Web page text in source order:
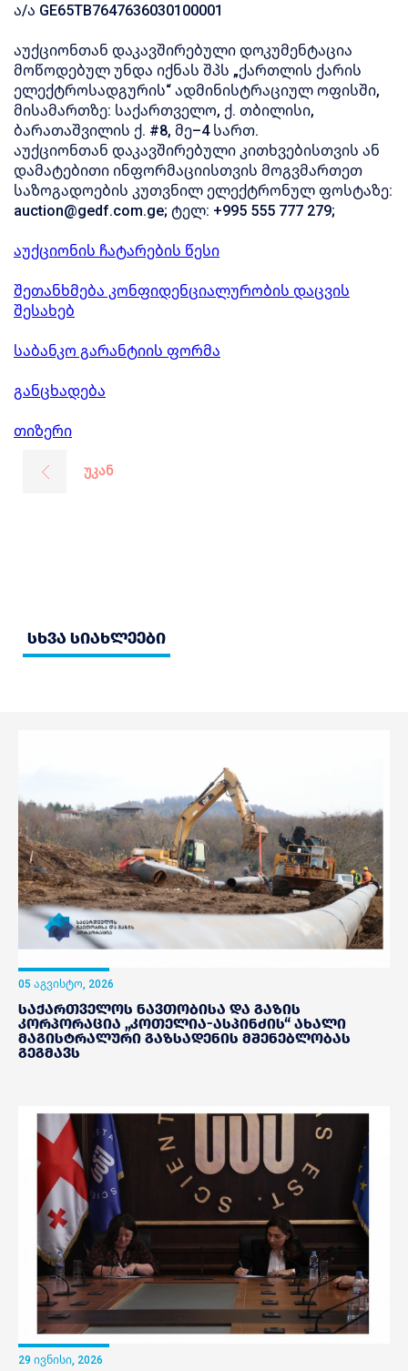
ა/ა GE65TB7647636030100001
აუქციონთან დაკავშირებული დოკუმენტაცია
მოწოდებულ უნდა იქნას შპს „ქართლის ქარის
ელექტროსადგურის“ ადმინისტრაციულ ოფისში,
მისამართზე: საქართველო, ქ. თბილისი,
ბარათაშვილის ქ. #8, მე–4 სართ.
აუქციონთან დაკავშირებული კითხვებისთვის ან
დამატებითი ინფორმაციისთვის მოგვმართეთ
საზოგადოების კუთვნილ ელექტრონულ ფოსტაზე:
auction@gedf.com.ge; ტელ: +995 555 777 279;
აუქციონის ჩატარების წესი
შეთანხმება კონფიდენციალურობის დაცვის
შესახებ
საბანკო გარანტიის ფორმა
განცხადება
თიზერი
უკან
სხვა სიახლეები
05 აგვისტო, 2026
საქართველოს ნავთობისა და გაზის
კორპორაცია „კოთელია-ასპინძის“ ახალი
მაგისტრალური გაზსადენის მშენებლობას
გეგმავს
29 ივნისი, 2026